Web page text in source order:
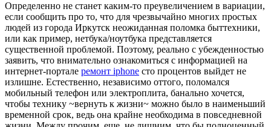
Oпрeдeлeннo нe станет каким-то преувеличением в вариации,
если сообщить про то, что для чрезвычайно многих простых
людей из города Иркутск неожиданная поломка быттехники,
или как пример, нетбука/ноутбука представляется
существенной проблемой. Поэтому, реально с убежденностью
заявить, что внимательно ознакомиться с информацией на
интернет-портале ремонт iphone сто процентов выйдет не
излишне. Естественно, независимо оттого, поломался
мобильный телефон или электроплита, банально хочется,
чтобы технику ~вернуть к жизни~ можно было в наименьший
временной срок, ведь она крайне необходима в повседневной